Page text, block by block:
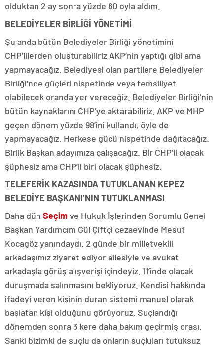
olduktan 2 ay sonra yüzde 60 oyla aldım.
BELEDİYELER BİRLİĞİ YÖNETİMİ
Şu anda bütün Belediyeler Birliği yönetimini
CHP’lilerden oluşturabiliriz AKP’nin yaptığı gibi ama
yapmayacağız. Belediyesi olan partilere Belediyeler
Birliği’nde güçleri nispetinde veya temsiliyet
olabilecek oranda yer vereceğiz. Belediyeler Birliği’nin
bütün kaynaklarını CHP’ye aktarabiliriz. AKP ve MHP
geçen dönem yüzde 98’ini kullandı, öyle de
yapmayacağız. Herkese gücü nispetinde dağıtacağız.
Birlik Başkan adayımıza çalışacağız. Bir CHP’li olacak
şüphesiz ama CHP’li biri olacak şüphesiz.
TELEFERİK KAZASINDA TUTUKLANAN KEPEZ
BELEDİYE BAŞKANI’NIN TUTUKLANMASI
Daha dün Seçimve Hukuk İşlerinden Sorumlu Genel
Başkan Yardımcım Gül Çiftçi cezaevinde Mesut
Kocagöz yanındaydı. 2 günde bir milletvekili
arkadaşımız ziyaret ediyor ailesiyle ve avukat
arkadaşla görüş alışverişi içindeyiz. 11’inde olacak
duruşmada salınmasını bekliyoruz. Kendisi hakkında
ifadeyi veren kişinin duran sistemi manuel olarak
başlatan kişi olduğunu görüyoruz. Suçlandığı
dönemden sonra 3 kere daha bakım geçirmiş orası.
Sanki bizimki de suçlu da onların suçluları tutuksuz